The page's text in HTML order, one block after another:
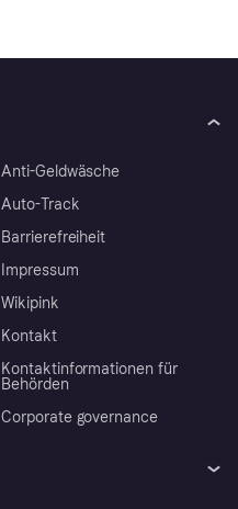
Anti-Geldwäsche
Auto-Track
Barrierefreiheit
Impressum
Wikipink
Kontakt
Kontaktinformationen für
Behörden
Corporate governance